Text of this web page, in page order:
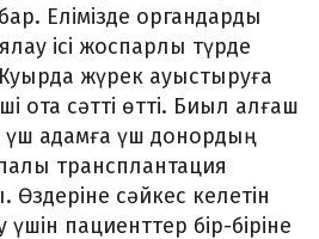
Елімізде органдарды
ісі жоспарлы түрде
жүрек ауыстыруға
ота сәтті өтті. Биыл алғаш
үш адамға үш донордың
трансплантация
Өздеріне сәйкес келетін
пациенттер бір-біріне